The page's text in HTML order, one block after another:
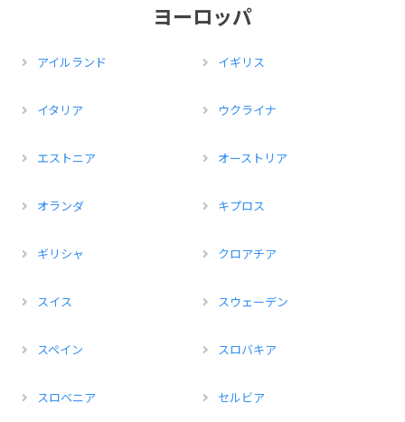
ヨーロッパ
アイルランド イギリス
イタリア ウクライナ
エストニア オーストリア
オランダ キプロス
ギリシャ クロアチア
スイス スウェーデン
スペイン スロバキア
スロベニア セルビア